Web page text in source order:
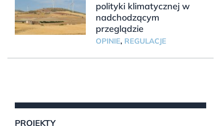
polityki klimatycznej w
nadchodzącym
przeglądzie
OPINIE, REGULACJE
PROJEKTY